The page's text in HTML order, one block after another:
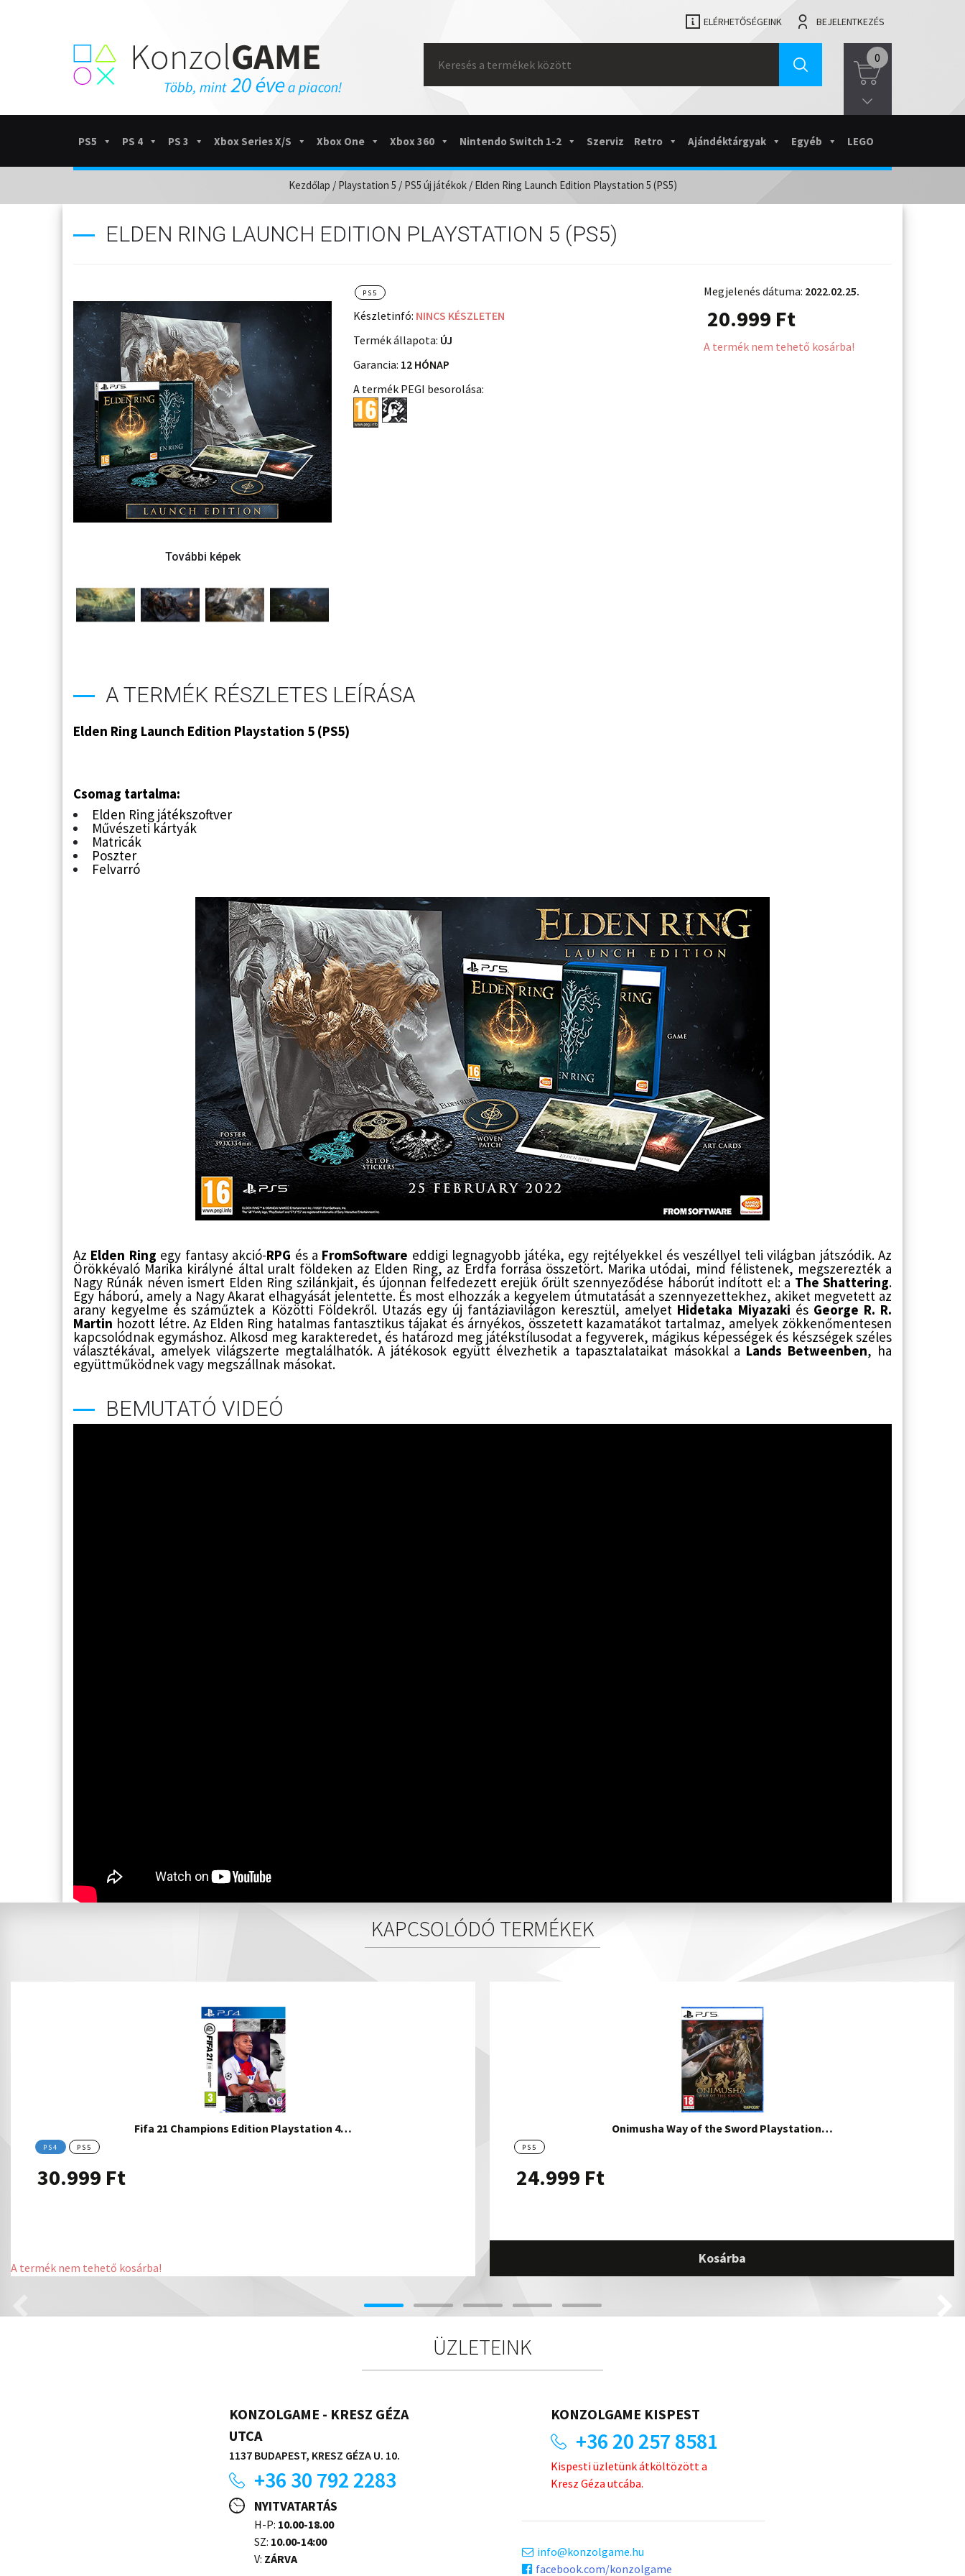
ELÉRHETŐSÉGEINK BEJELENTKEZÉS
for:
0
PS5 PS 4 PS 3 Xbox Series X/S Xbox One Xbox 360 Nintendo Switch 1-2 Szerviz Retro Ajándéktárgyak Egyéb LEGO
Kezdőlap / Playstation 5 / PS5 új játékok/ Elden Ring Launch Edition Playstation 5 (PS5)
ELDEN RING LAUNCH EDITION PLAYSTATION 5 (PS5)
PS5
Készletinfó: NINCS KÉSZLETEN
Termék állapota: ÚJ
Garancia: 12 HÓNAP
A termék PEGI besorolása:
Megjelenés dátuma: 2022.02.25.
20.999 Ft
A termék nem tehető kosárba!
A TERMÉK RÉSZLETES LEÍRÁSA
Elden Ring Launch Edition Playstation 5 (PS5)
Csomag tartalma:
Elden Ring játékszoftver
Művészeti kártyák
Matricák
Poszter
Felvarró
Az Elden Ring egy fantasy akció-RPG és a FromSoftware eddigi legnagyobb játéka, egy rejtélyekkel és veszéllyel teli világban játszódik. Az
Örökkévaló Marika királyné által uralt földeken az Elden Ring, az Erdfa forrása összetört. Marika utódai, mind félistenek, megszerezték a
Nagy Rúnák néven ismert Elden Ring szilánkjait, és újonnan felfedezett erejük őrült szennyeződése háborút indított el: a The Shattering.
Egy háború, amely a Nagy Akarat elhagyását jelentette. És most elhozzák a kegyelem útmutatását a szennyezettekhez, akiket megvetett az
arany kegyelme és száműztek a Közötti Földekről. Utazás egy új fantáziavilágon keresztül, amelyet Hidetaka Miyazaki és George R. R.
Martin hozott létre. Az Elden Ring hatalmas fantasztikus tájakat és árnyékos, összetett kazamatákot tartalmaz, amelyek zökkenőmentesen
kapcsolódnak egymáshoz. Alkosd meg karakteredet, és határozd meg játékstílusodat a fegyverek, mágikus képességek és készségek széles
választékával, amelyek világszerte megtalálhatók. A játékosok együtt élvezhetik a tapasztalataikat másokkal a Lands Betweenben, ha
együttműködnek vagy megszállnak másokat.
BEMUTATÓ VIDEÓ
KAPCSOLÓDÓ TERMÉKEK
Fifa 21 Champions Edition Playstation 4…
PS4 PS5
30.999 Ft
A termék nem tehető kosárba!
Onimusha Way of the Sword Playstation…
PS5
24.999 Ft
Kosárba
ÜZLETEINK
KONZOLGAME - KRESZ GÉZA
UTCA
1137 BUDAPEST, KRESZ GÉZA U. 10.
+36 30 792 2283
NYITVATARTÁS
H-P: 10.00-18.00
SZ: 10.00-14:00
V: ZÁRVA
KONZOLGAME KISPEST
+36 20 257 8581
Kispesti üzletünk átköltözött a
Kresz Géza utcába.
info
konzolgame.hu
facebook.com/konzolgame